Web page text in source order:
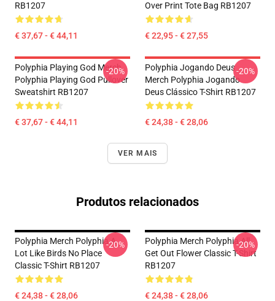
RB1207
€ 37,67 - € 44,11
Over Print Tote Bag RB1207
€ 22,95 - € 27,55
Polyphia Playing God Merch
Polyphia Playing God Pullover
Sweatshirt RB1207
€ 37,67 - € 44,11
-20%
Polyphia Jogando Deus
Merch Polyphia Jogando
Deus Clássico T-Shirt RB1207
€ 24,38 - € 28,06
-20%
VER MAIS
Produtos relacionados
Polyphia Merch Polyphia A
Lot Like Birds No Place
Classic T-Shirt RB1207
€ 24,38 - € 28,06
-20%
Polyphia Merch Polyphia All
Get Out Flower Classic T-Shirt
RB1207
€ 24,38 - € 28,06
-20%